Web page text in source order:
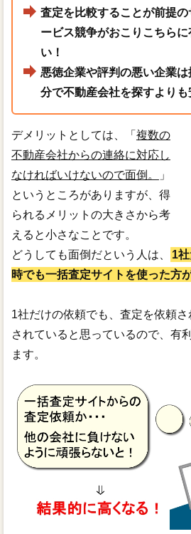
査定を比較することが前提
ービス競争がおこりこちら
い！
悪徳企業や評判の悪い企業
分で不動産会社を探すよりも
デメリットとしては、「 複数の
不動産会社からの連絡に対応し
なければいけないので面倒。
」
というところがありますが、得
られるメリットの大きさから考
えると小さなことです。
どうしても面倒だという人は、
1
時でも一括査定サイトを使った方
1社だけの依頼でも、査定を依頼
されていると思っているので、有
ます。